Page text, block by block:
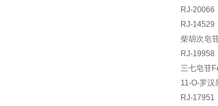
RJ-
RJ-
柴胡次皂
RJ-
三七皂苷
11-O-罗
RJ-